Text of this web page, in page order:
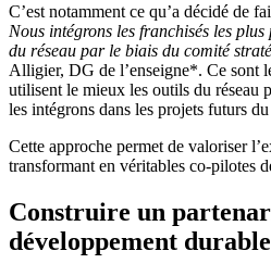
C’est notamment ce qu’a décidé de
Nous intégrons les franchisés les
du réseau par le biais du comité
Alligier, DG de l’enseigne*. Ce sont
utilisent le mieux les outils du réseau
les intégrons dans les projets futurs
Cette approche permet de valoriser
transformant en véritables co-pilotes
Construire un
développement durable